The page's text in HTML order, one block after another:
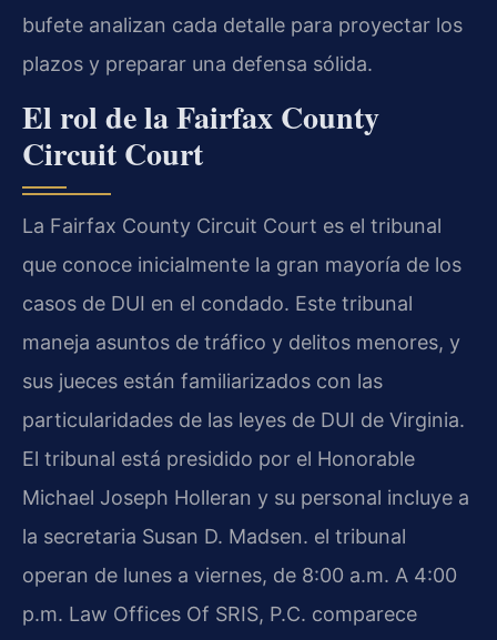
bufete analizan cada detalle para proyectar los
plazos y preparar una defensa sólida.
El rol de la Fairfax County
Circuit Court
La Fairfax County Circuit Court es el tribunal
que conoce inicialmente la gran mayoría de los
casos de DUI en el condado. Este tribunal
maneja asuntos de tráfico y delitos menores, y
sus jueces están familiarizados con las
particularidades de las leyes de DUI de Virginia.
El tribunal está presidido por el Honorable
Michael Joseph Holleran y su personal incluye a
la secretaria Susan D. Madsen. el tribunal
operan de lunes a viernes, de 8:00 a.m. A 4:00
p.m. Law Offices Of SRIS, P.C. comparece